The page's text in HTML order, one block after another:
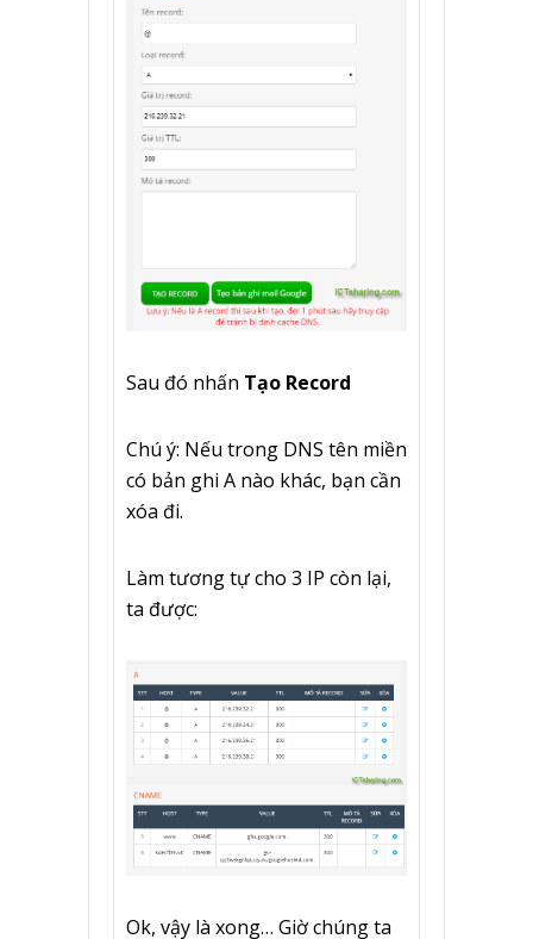
Sau đó nhấn Tạo Record
Chú ý: Nếu trong DNS tên miền
có bản ghi A nào khác, bạn cần
xóa đi.
Làm tương tự cho 3 IP còn lại,
ta được:
Ok, vậy là xong… Giờ chúng ta